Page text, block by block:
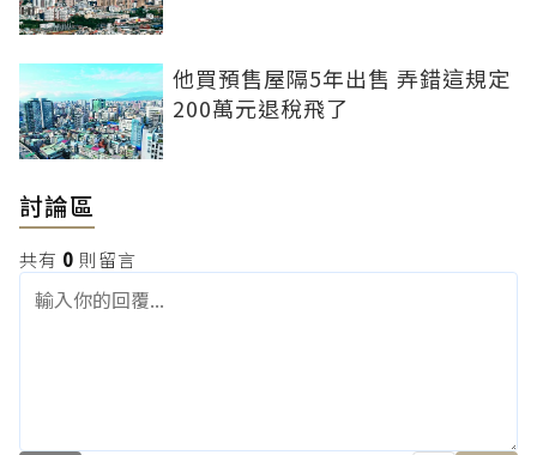
他買預售屋隔5年出售 弄錯這規定
200萬元退稅飛了
討論區
共有 0 則留言